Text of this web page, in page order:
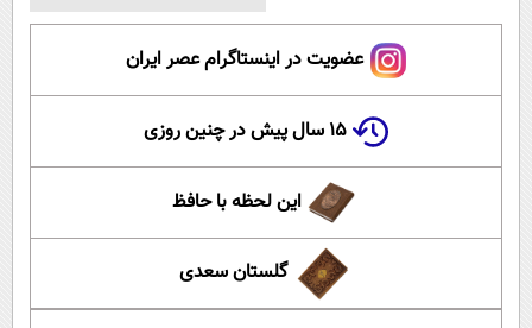
عضویت در اینستاگرام عصر ایران
۱۵ سال پیش در چنین روزی
این لحظه با حافظ
گلستان سعدی